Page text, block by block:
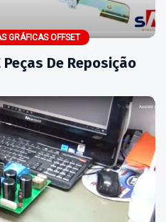
GRÁFICAS OFFSET
Peças De Reposição